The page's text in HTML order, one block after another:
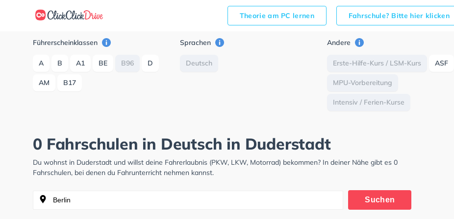
Theorie am PC lernen Fahrschule? Bitte hier klicken
Führerscheinklassen
A B A1 BE B96 D
AM B17
Sprachen
Deutsch
Andere
Erste-Hilfe-Kurs / LSM-Kurs ASF
MPU-Vorbereitung
Intensiv / Ferien-Kurse
0 Fahrschulen in Deutsch in Duderstadt
Du wohnst in Duderstadt und willst deine Fahrerlaubnis (PKW, LKW, Motorrad) bekommen? In deiner Nähe gibt es 0
Fahrschulen, bei denen du Fahrunterricht nehmen kannst.
Suchen